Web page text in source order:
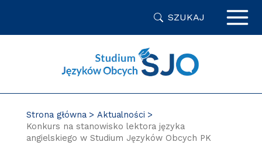
SZUKAJ
Strona główna
Aktualności
Konkurs na stanowisko lektora języka
angielskiego w Studium Języków Obcych PK